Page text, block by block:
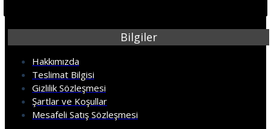
Bilgiler
Hakkımızda
Teslimat Bilgisi
Gizlilik Sözleşmesi
Şartlar ve Koşullar
Mesafeli Satış Sözleşmesi